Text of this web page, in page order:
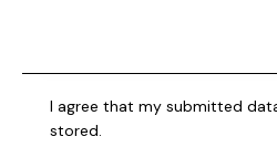
I agree that my submitted
stored.